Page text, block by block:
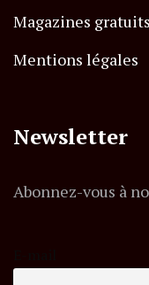
Magazines gratuits
Mentions légales
Newsletter
Abonnez-vous à